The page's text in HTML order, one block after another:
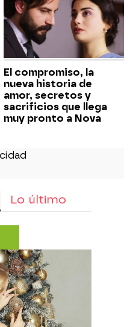
El compromiso, la
nueva historia de
amor, secretos y
sacrificios que llega
muy pronto a Nova
Lo último